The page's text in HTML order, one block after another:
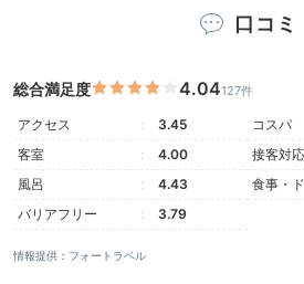
口コミ
総合満足度 4.04127件
アクセス 3.45 コスパ
客室
4.00 接客対応
風呂
4.43 食事・
バリアフリー
3.79
情報提供：フォートラベル